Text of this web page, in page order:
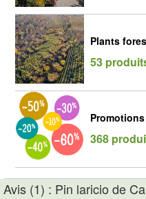
Plants
53
368
Avis (1) : Pin laricio de